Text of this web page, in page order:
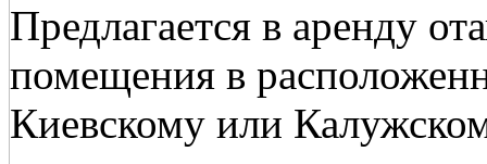
Предлагается в аренду
помещения в
Киевскому или